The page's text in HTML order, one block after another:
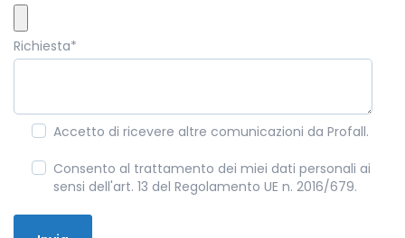
Richiesta*
Accetto di ricevere altre comunicazioni da Profall.
Consento al trattamento dei miei dati personali ai
sensi dell'art. 13 del Regolamento UE n. 2016/679.